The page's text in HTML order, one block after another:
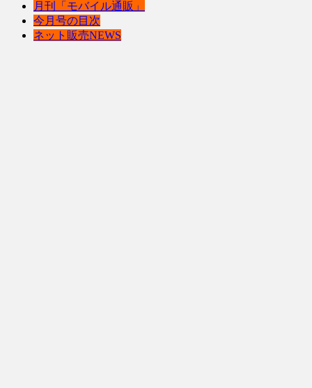
月刊「モバイル通販」
今月号の目次
ネット販売NEWS